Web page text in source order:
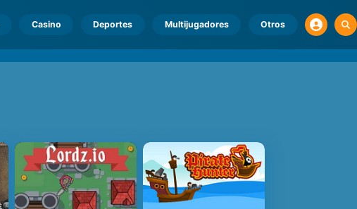
Casino Deportes Multijugadores Otros